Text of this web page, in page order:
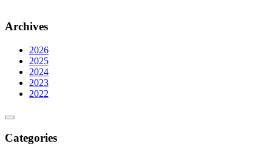
Archives
2026
2025
2024
2023
2022
Categories